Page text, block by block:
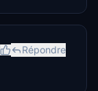
Répondre